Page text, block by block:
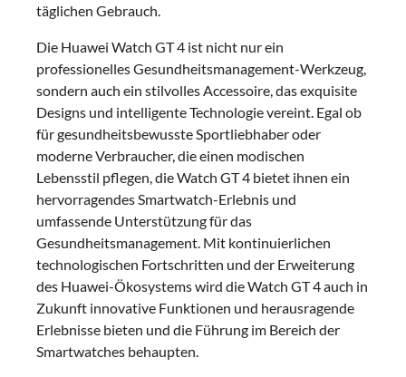
täglichen Gebrauch.
Die Huawei Watch GT 4 ist nicht nur ein
professionelles Gesundheitsmanagement-Werkzeug,
sondern auch ein stilvolles Accessoire, das exquisite
Designs und intelligente Technologie vereint. Egal ob
für gesundheitsbewusste Sportliebhaber oder
moderne Verbraucher, die einen modischen
Lebensstil pflegen, die Watch GT 4 bietet ihnen ein
hervorragendes Smartwatch-Erlebnis und
umfassende Unterstützung für das
Gesundheitsmanagement. Mit kontinuierlichen
technologischen Fortschritten und der Erweiterung
des Huawei-Ökosystems wird die Watch GT 4 auch in
Zukunft innovative Funktionen und herausragende
Erlebnisse bieten und die Führung im Bereich der
Smartwatches behaupten.